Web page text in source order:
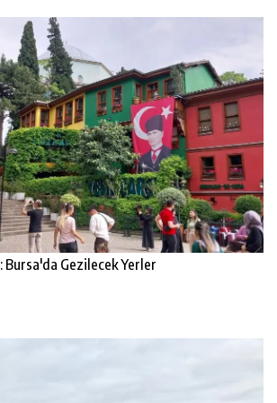
Bursa'da Gezilecek Yerler